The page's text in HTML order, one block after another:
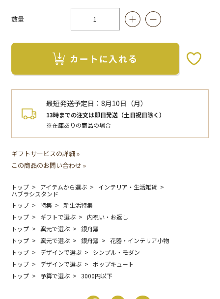
数量
カートに入れる
最短発送予定日：8月10日（月）
13時までの注文は即日発送（土日祝日除く）
※在庫ありの商品の場合
ギフトサービスの詳細 »
この商品のお問い合わせ »
トップ アイテムから選ぶ
インテリア・生活雑貨
ハブラシスタンド
トップ
特集
新生活特集
トップ
ギフトで選ぶ
内祝い・お返し
トップ
窯元で選ぶ
銀舟窯
トップ
窯元で選ぶ 銀舟窯
花器・インテリア小物
トップ
デザインで選ぶ
シンプル・モダン
トップ
デザインで選ぶ
ポップキュート
トップ
予算で選ぶ 3000円以下